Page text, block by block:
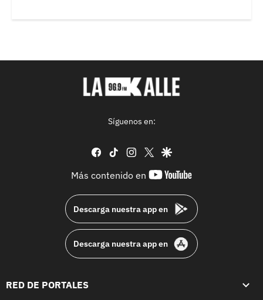
Síguenos en:
facebook
tiktok instagram
twittergoogle
Más contenido en
youtube-
Descarga nuestra app en
Descarga nuestra app en
RED DE PORTALES